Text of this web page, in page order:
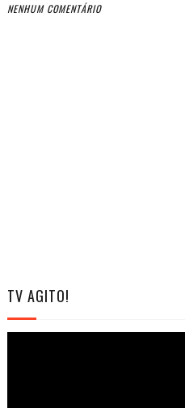
NENHUM COMENTÁRIO
TV AGITO!